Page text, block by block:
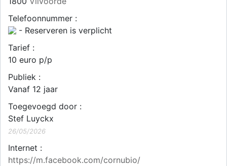
Telefoonnummer :
- Reserveren is verplicht
Tarief :
10 euro p/p
Publiek :
Vanaf 12 jaar
Toegevoegd door :
Stef Luyckx
26/05/2026
Internet :
https://m.facebook.com/cornubio/